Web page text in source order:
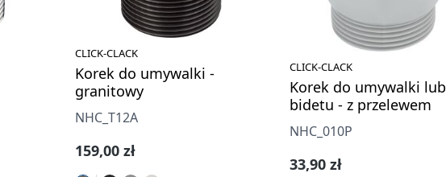
CLICK-CLACK
Korek do umywalki -
granitowy
NHC_T12A
Cena regularna:
159,00 zł
CLICK-CLACK
Korek do umywalki lub
bidetu - z przelewem
NHC_010P
Cena regularna:
33,90 zł